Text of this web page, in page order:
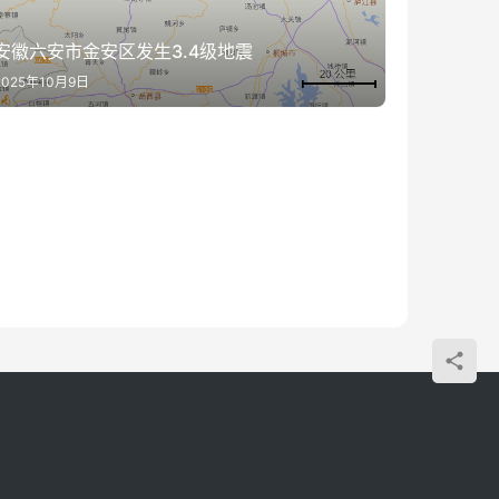
徽六安市金安区发生3.4级地震
年10月9日